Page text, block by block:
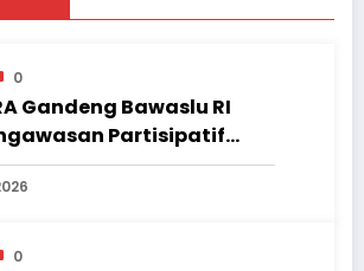
0
Gandeng Bawaslu RI
Partisipatif
Daerah
0